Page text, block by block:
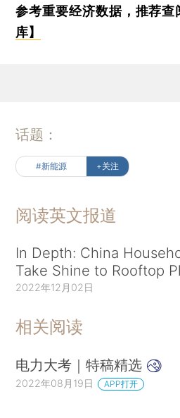
参考重要经济数据，推荐查
库】
话题：
#新能源 +关注
阅读英文报道
In Depth: China
Take Shine to Rooftop
2022年12月02日
相关阅读
电力大考｜特稿精选
2022年08月19日 APP打开